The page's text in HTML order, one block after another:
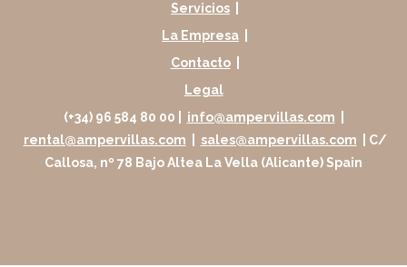
Servicios
La Empresa
Contacto
Legal
(+34) 96 584 80 00 |
info@ampervillas.com
rental@ampervillas.com
sales@ampervillas.com
| C/
Callosa, nº 78 Bajo Altea La Vella (Alicante) Spain